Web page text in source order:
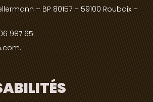
– BP 80157 – 59100 Roubaix –
987 65.
.